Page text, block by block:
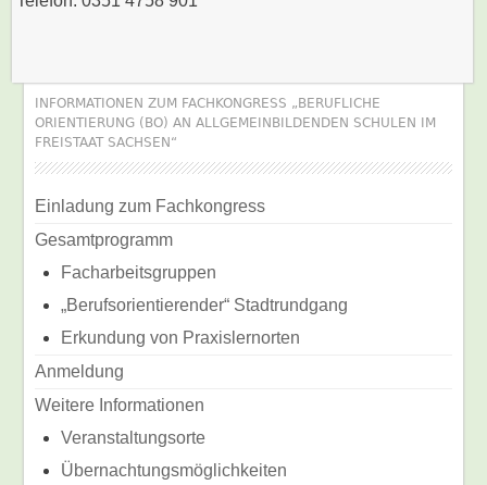
INFORMATIONEN ZUM FACHKONGRESS „BERUFLICHE
ORIENTIERUNG (BO) AN ALLGEMEINBILDENDEN SCHULEN IM
FREISTAAT SACHSEN“
Einladung zum Fachkongress
Gesamtprogramm
Facharbeitsgruppen
„Berufsorientierender“ Stadtrundgang
Erkundung von Praxislernorten
Anmeldung
Weitere Informationen
Veranstaltungsorte
Übernachtungsmöglichkeiten